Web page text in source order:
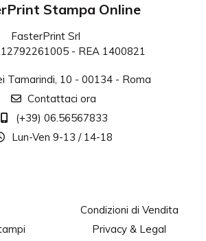
Stampa Online
FasterPrint Srl
12792261005 - REA 1400821
Tamarindi, 10 - 00134 - Roma
Contattaci ora
(+39) 06.56567833
Lun-Ven 9-13 / 14-18
Condizioni di Vendita
Privacy & Legal